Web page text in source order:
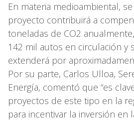
En materia medioambiental,
proyecto contribuirá a
toneladas de CO2
142 mil autos en circulación y
extenderá por
Por su parte, Carlos Ulloa,
Energía, comentó que “es
proyectos de este tipo en la
para incentivar la inversión en